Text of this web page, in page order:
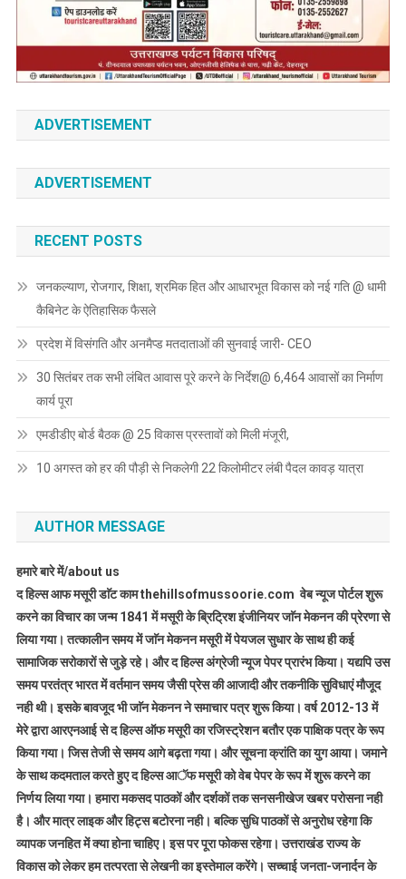
ADVERTISEMENT
ADVERTISEMENT
RECENT POSTS
जनकल्याण, रोजगार, शिक्षा, श्रमिक हित और आधारभूत विकास को नई गति @ धामी
कैबिनेट के ऐतिहासिक फैसले
प्रदेश में विसंगति और अनमैप्ड मतदाताओं की सुनवाई जारी- CEO
30 सितंबर तक सभी लंबित आवास पूरे करने के निर्देश@ 6,464 आवासों का निर्माण
कार्य पूरा
एमडीडीए बोर्ड बैठक @ 25 विकास प्रस्तावों को मिली मंजूरी,
10 अगस्त को हर की पौड़ी से निकलेगी 22 किलोमीटर लंबी पैदल कावड़ यात्रा
AUTHOR MESSAGE
हमारे बारे में/about us
द हिल्स आफ मसूरी डाॅट काम thehillsofmussoorie.com वेब न्यूज पोर्टल शुरू
करने का विचार का जन्म 1841 में मसूरी के ब्रिट्रिश इंजीनियर जाॅन मेकनन की प्रेरणा से
लिया गया। तत्कालीन समय में जाॅन मेकनन मसूरी में पेयजल सुधार के साथ ही कई
सामाजिक सरोकारों से जुड़े रहे। और द हिल्स अंग्रेजी न्यूज पेपर प्रारंभ किया। यद्यपि उस
समय परतंत्र भारत में वर्तमान समय जैसी प्रेस की आजादी और तकनीकि सुविधाएं मौजूद
नही थी। इसके बावजूद भी जाॅन मेकनन ने समाचार पत्र शुरू किया। वर्ष 2012-13 में
मेरे द्वारा आरएनआई से द हिल्स ऑफ मसूरी का रजिस्ट्रेशन बतौर एक पाक्षिक पत्र के रूप
किया गया। जिस तेजी से समय आगे बढ़ता गया। और सूचना क्रांति का युग आया। जमाने
के साथ कदमताल करते हुए द हिल्स आॅफ मसूरी को वेब पेपर के रूप में शुरू करने का
निर्णय लिया गया। हमारा मकसद पाठकों और दर्शकों तक सनसनीखेज खबर परोसना नही
है। और मात्र लाइक और हिट्स बटोरना नही। बल्कि सुधि पाठकों से अनुरोध रहेगा कि
व्यापक जनहित में क्या होना चाहिए। इस पर पूरा फोकस रहेगा। उत्तराखंड राज्य के
विकास को लेकर हम तत्परता से लेखनी का इस्तेमाल करेंगे। सच्चाई जनता-जनार्दन के